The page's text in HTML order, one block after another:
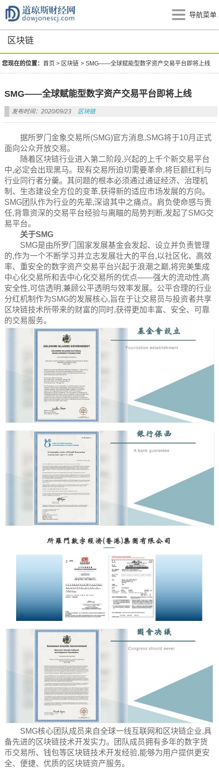
导航菜单
区块链
您现在的位置：首页 > 区块链 >SMG——全球赋能型数字资产交易平台即将上线
SMG——全球赋能型数字资产交易平台即将上线
发布时间：2020/09/23 区块链
据所罗门金象交易所(SMG)官方消息,SMG将于10月正式
面向公众开放交易。
随着区块链行业进入第二阶段,兴起的上千个新交易平台
中,必定会出现黑马。现有交易所迫切需要革命,将巨额红利与
行业同行者分羹。其问题的根本必须通过通证经济、治理机
制、生态建设全方位的变革,获得新的适应市场发展的方向。
SMG团队作为行业的先辈,深谙其中之痛点。肩负使命感与贵
任,背靠资深的交易平台经验与离瞄的局势判断,发起了SMG交
易平台。
关于SMG
SMG是由所罗门国家发展基金会发起、设立并负责管理
的,作为一个不断学习并立志发展壮大的平台,以社区化、高效
率、重安全的数字资产交易平台兴起于浪潮之巅,将完美集成
中心化交易所和去中心化交易所的优点——强大的流动性,高
安全性,可信透明,兼顾公平透明与效率发展。公平合理的行业
分红机制作为SMG的发展核心,旨在于让交易员与投资者共享
区块链技术所带来的财富的同时,获得更加丰富、安全、可靠
的交易服务。
SMG核心团队成员来自全球一线互联网和区块链企业,具
备先进的区块链技术开发实力。团队成员拥有多年的数字货
币交易所、钱包等区块链技术开发经验,能够为用户提供更安
全、便捷、优质的区块链资产服务。